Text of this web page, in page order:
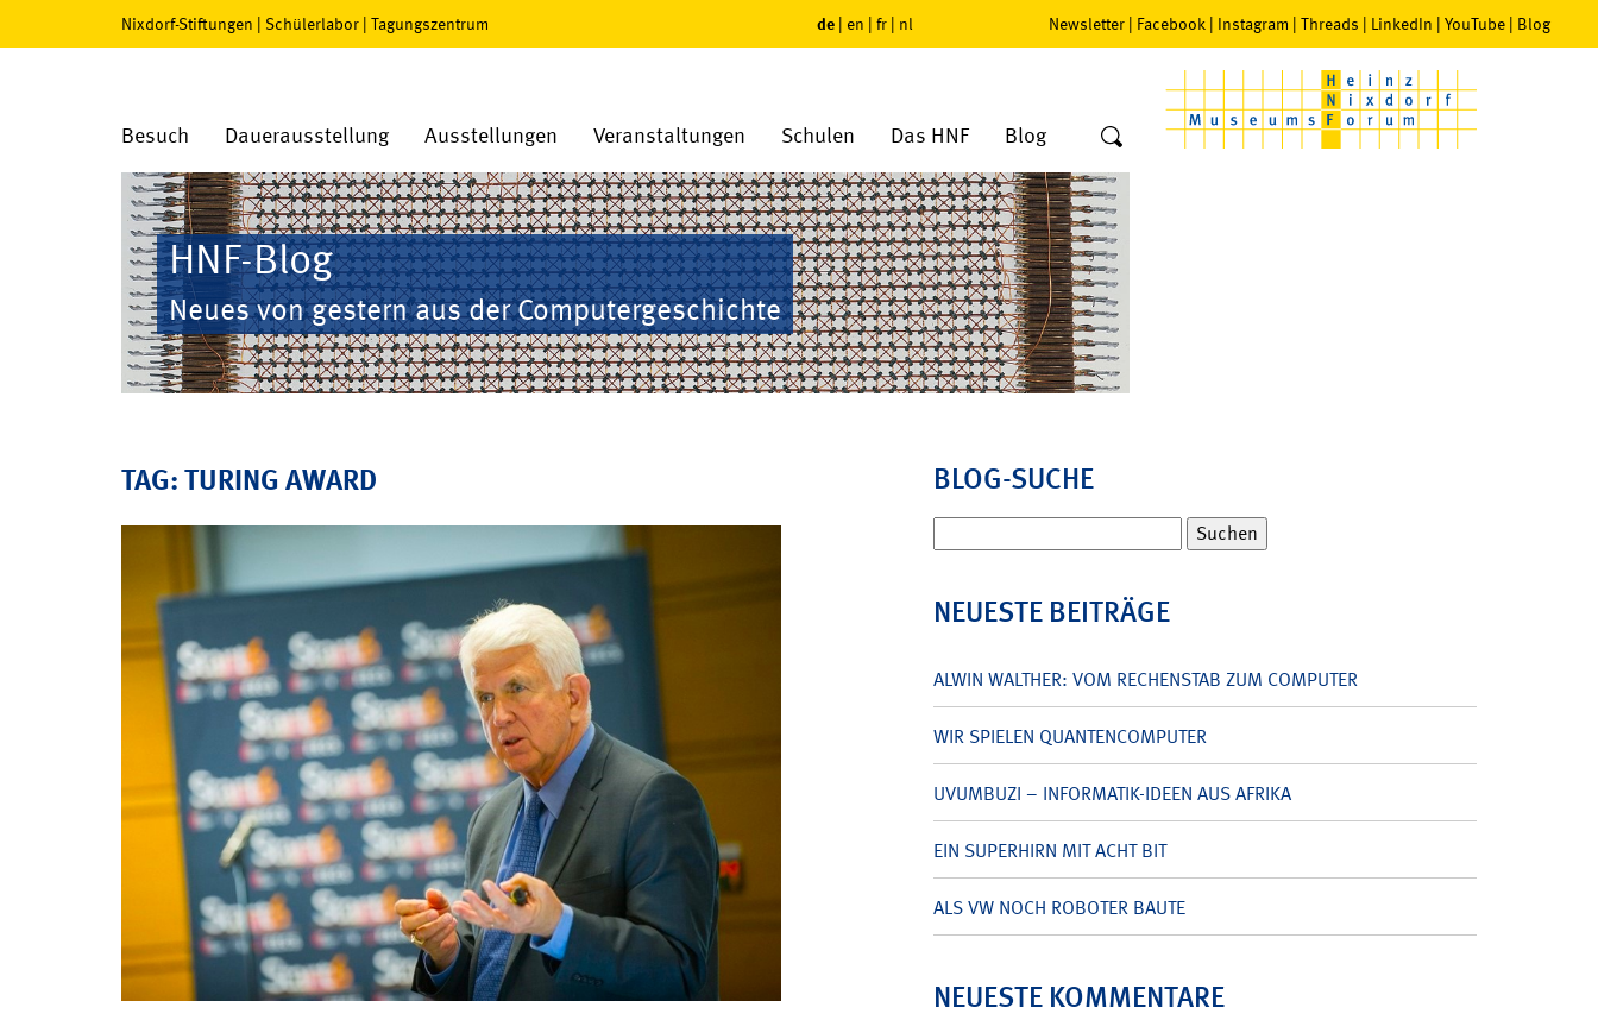
Nixdorf-Stiftungen | Schülerlabor | Tagungszentrum de | en | fr | nl Newsletter | Facebook | Instagram | Threads | LinkedIn | YouTube | Blog
Besuch Dauerausstellung Ausstellungen Veranstaltungen Schulen Das HNF Blog
HNF-Blog
Neues von gestern aus der Computergeschichte
TAG: TURING AWARD BLOG-SUCHE
nach:
NEUESTE BEITRÄGE
ALWIN WALTHER: VOM RECHENSTAB ZUM COMPUTER
WIR SPIELEN QUANTENCOMPUTER
UVUMBUZI – INFORMATIK-IDEEN AUS AFRIKA
EIN SUPERHIRN MIT ACHT BIT
ALS VW NOCH ROBOTER BAUTE
NEUESTE KOMMENTARE